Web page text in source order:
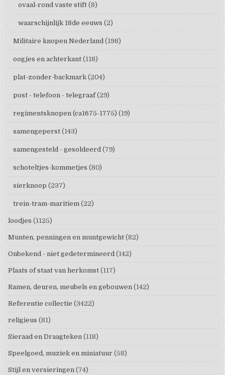
ovaal-rond vaste stift (8)
waarschijnlijk 18de eeuws (2)
Militaire knopen Nederland (198)
oogjes en achterkant (118)
plat-zonder-backmark (204)
post - telefoon - telegraaf (29)
regimentsknopen (ca1675-1775) (19)
samengeperst (143)
samengesteld - gesoldeerd (79)
schoteltjes-kommetjes (80)
sierknoop (237)
trein-tram-maritiem (22)
loodjes (1125)
Munten, penningen en muntgewicht (82)
Onbekend - niet gedetermineerd (142)
Plaats of staat van herkomst (117)
Ramen, deuren, meubels en gebouwen (142)
Referentie collectie (3422)
religieus (81)
Sieraad en Draagteken (118)
Speelgoed, muziek en miniatuur (58)
Stijl en versieringen (74)